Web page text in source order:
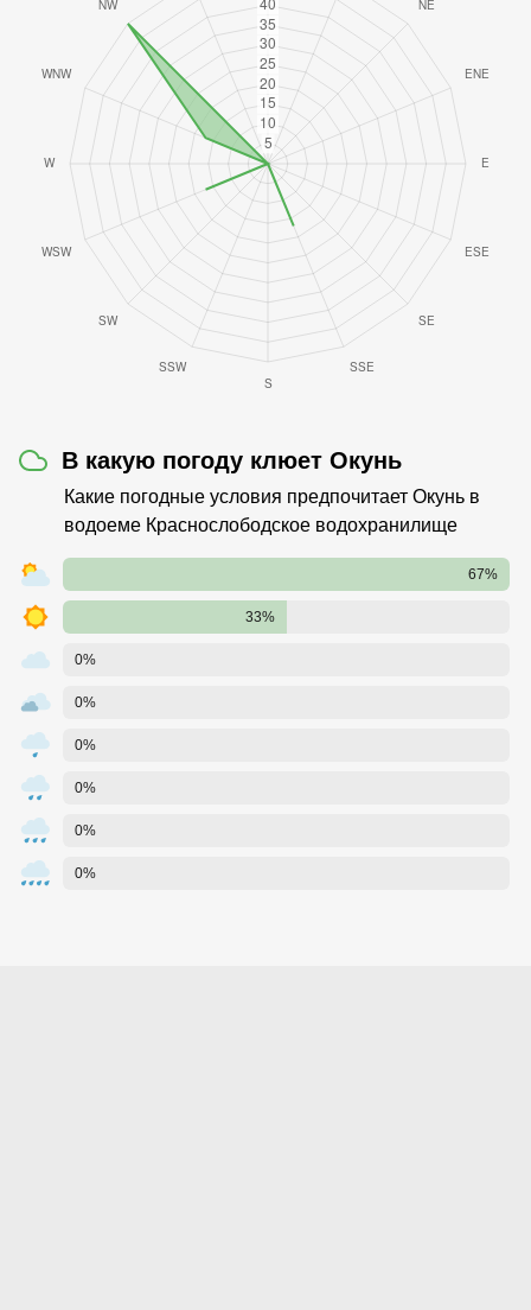
В какую погоду клюет Окунь
Какие погодные условия предпочитает Окунь в
водоеме Краснослободское водохранилище
67%
33%
0%
0%
0%
0%
0%
0%